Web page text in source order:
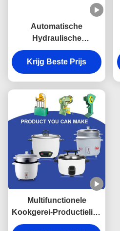
Automatische
Hydraulische
Kookgerei-
Productielijnmachine
voor Rijstkooktoestel
Krijg Beste Prijs
Multifunctionele
Kookgerei-Productielijn,
Staalpot die Machine